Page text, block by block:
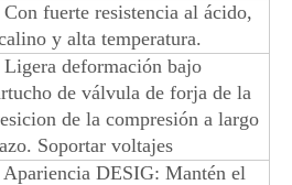
fuerte resistencia al ácido,
y alta temperatura.
Ligera deformación bajo
de válvula de forja de la
de la compresión a largo
Soportar voltajes
Apariencia DESIG: Mantén el